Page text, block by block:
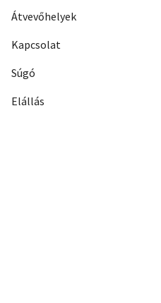
Átvevőhelyek
Kapcsolat
Súgó
Elállás